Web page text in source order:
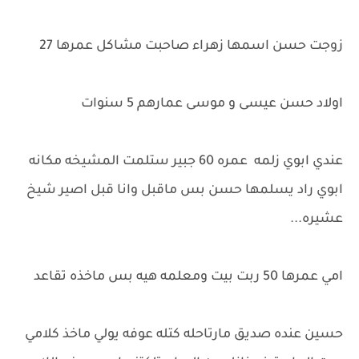
زوجت حسن اسمها زهراء صاحبت مشاكل عمرها 27
اولاد حسن عيسى و موسى عمارهم 5 سنوات
عندي ابوي زلمه عمره 60 جبير ستلمت المشيخه مكانه
ابوي راد يسلمها حسن بس ماقبل وانا قبل اصير شيخ
عشيره...
امي عمرها 50 ربت بيت ومعلمه هيه بس ماخذه تقاعد
حسين عنده صديق مارتاحله كتله عوفه يولي ماخذ كلامي